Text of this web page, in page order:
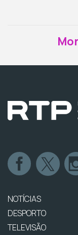
NOTÍCIAS
DESPORTO
TELEVISÃO